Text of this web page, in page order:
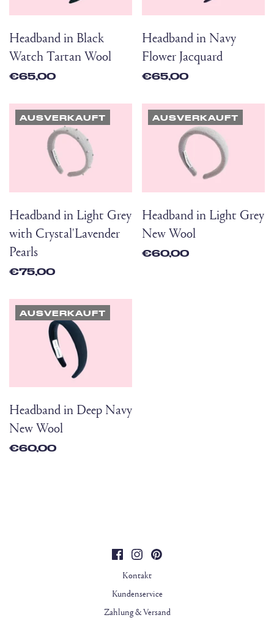
Headband in Black
Watch Tartan Wool
€65,00
Headband in Navy
Flower Jacquard
€65,00
AUSVERKAUFT
Headband in Light Grey
with Crystal'Lavender
Pearls
€75,00
AUSVERKAUFT
Headband in Light Grey
New Wool
€60,00
AUSVERKAUFT
Headband in Deep Navy
New Wool
€60,00
Kontakt
Kundenservice
Zahlung & Versand